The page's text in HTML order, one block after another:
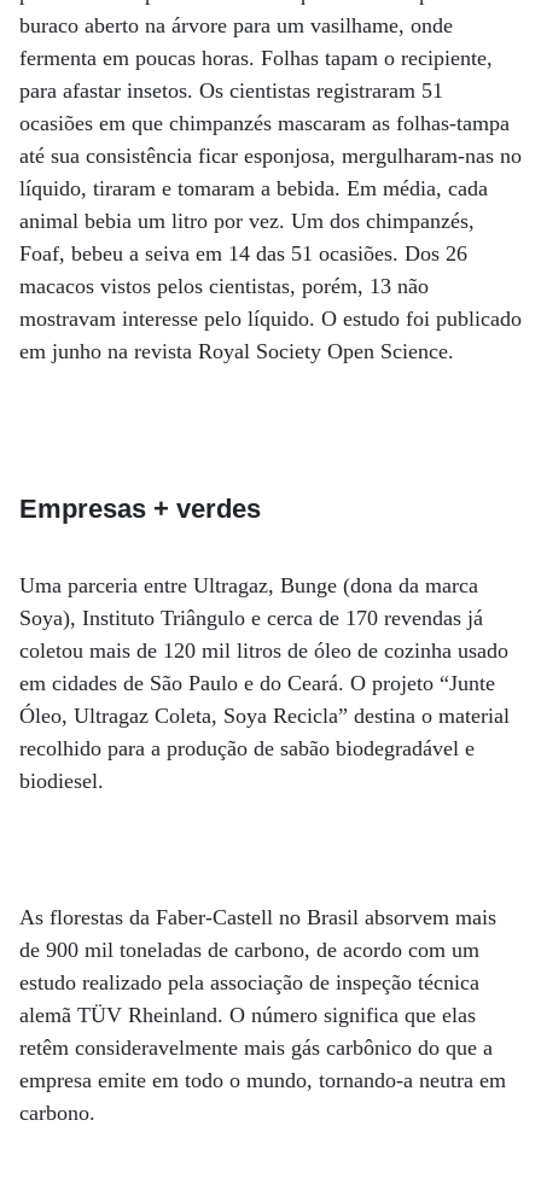
buraco aberto na árvore para um vasilhame, onde
fermenta em poucas horas. Folhas tapam o recipiente,
para afastar insetos. Os cientistas registraram 51
ocasiões em que chimpanzés mascaram as folhas-tampa
até sua consistência ficar esponjosa, mergulharam-nas no
líquido, tiraram e tomaram a bebida. Em média, cada
animal bebia um litro por vez. Um dos chimpanzés,
Foaf, bebeu a seiva em 14 das 51 ocasiões. Dos 26
macacos vistos pelos cientistas, porém, 13 não
mostravam interesse pelo líquido. O estudo foi publicado
em junho na revista Royal Society Open Science.
Empresas + verdes
Uma parceria entre Ultragaz, Bunge (dona da marca
Soya), Instituto Triângulo e cerca de 170 revendas já
coletou mais de 120 mil litros de óleo de cozinha usado
em cidades de São Paulo e do Ceará. O projeto “Junte
Óleo, Ultragaz Coleta, Soya Recicla” destina o material
recolhido para a produção de sabão biodegradável e
biodiesel.
As florestas da Faber-Castell no Brasil absorvem mais
de 900 mil toneladas de carbono, de acordo com um
estudo realizado pela associação de inspeção técnica
alemã TÜV Rheinland. O número significa que elas
retêm consideravelmente mais gás carbônico do que a
empresa emite em todo o mundo, tornando-a neutra em
carbono.